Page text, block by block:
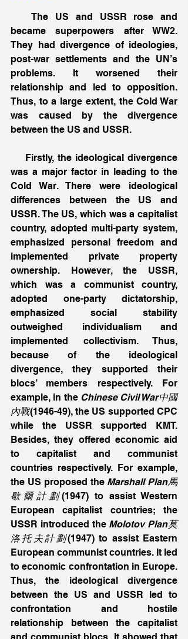
   The US and USSR rose and
became superpowers after WW2.
They had divergence of ideologies,
post-war settlements and the UN’s
problems. It worsened their
relationship and led to opposition.
Thus, to a large extent, the Cold War
was caused by the divergence
between the US and USSR.
was a major factor in leading to the
Cold War. There were ideological
differences between the US and
USSR. The US, which was a capitalist
country, adopted multi-party system,
emphasized personal freedom and
implemented private property
ownership. However, the USSR,
which was a communist country,
adopted one-party dictatorship,
emphasized social stability
outweighed individualism and
implemented collectivism. Thus,
because of the ideological
divergence, they supported their
blocs’ members respectively. For
example, in the Chinese Civil War中國
內戰(1946-49), the US supported CPC
while the USSR supported KMT.
Besides, they offered economic aid
to capitalist and communist
countries respectively. For example,
the US proposed the Marshall Plan馬
歇爾計劃(1947) to assist Western
European capitalist countries; the
USSR introduced the Molotov Plan莫
洛托夫計劃(1947) to assist Eastern
European communist countries. It led
to economic confrontation in Europe.
Thus, the ideological divergence
between the US and USSR led to
confrontation and hostile
relationship between the capitalist